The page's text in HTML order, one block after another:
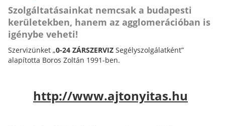
Szolgáltatásainkat nemcsak a budapesti
kerületekben, hanem az agglomerációban is
igénybe veheti!
Szervizünket „0-24 ZÁRSZERVIZ Segélyszolgálatként”
alapította Boros Zoltán 1991-ben.
http://www.ajtonyitas.hu